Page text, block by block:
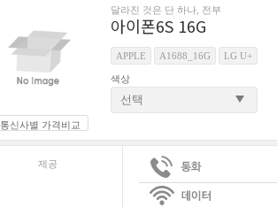
통신사별 가격비교
달라진 것은 단 하나, 전부
아이폰6S 16G
APPLE A1688_16G LG U+
색상
제공